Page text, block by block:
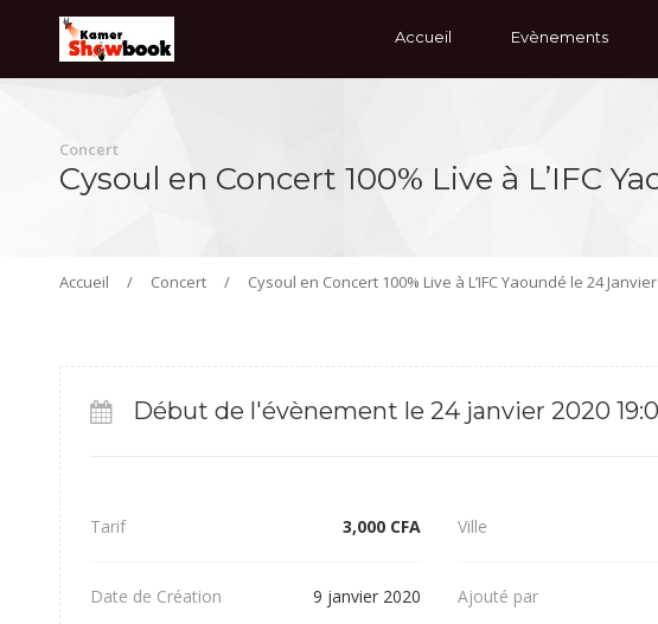
Accueil Evènements
Concert
Cysoul en Concert 100% Live à L’IFC
Accueil / Concert / Cysoul en Concert 100% Live à L’IFC Yaoundé le 24
Début de l'évènement le 24 janvier 2020
Tarif 3,000 CFA Ville
Date de Création 9 janvier 2020 Ajouté par